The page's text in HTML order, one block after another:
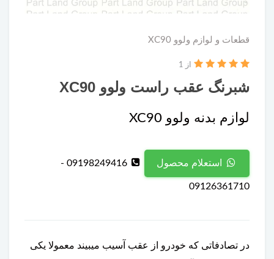
قطعات و لوازم ولوو XC90
شبرنگ عقب راست ولوو XC90
از 1
لوازم بدنه ولوو XC90
استعلام محصول 09198249416 -
09126361710
در تصادفاتی که خودرو از عقب آسیب میبیند معمولا یکی